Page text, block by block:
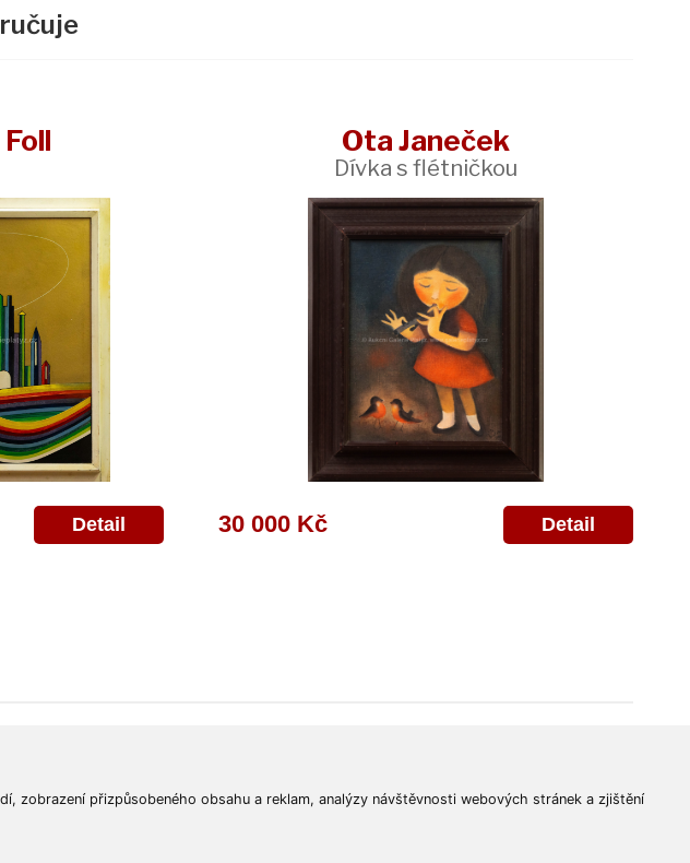
zobrazení přizpůsobeného obsahu a reklam, analýzy návštěvnosti webových stránek a zjištění
Detail
Ota Janeček
Dívka s flétničkou
30 000 Kč Detail